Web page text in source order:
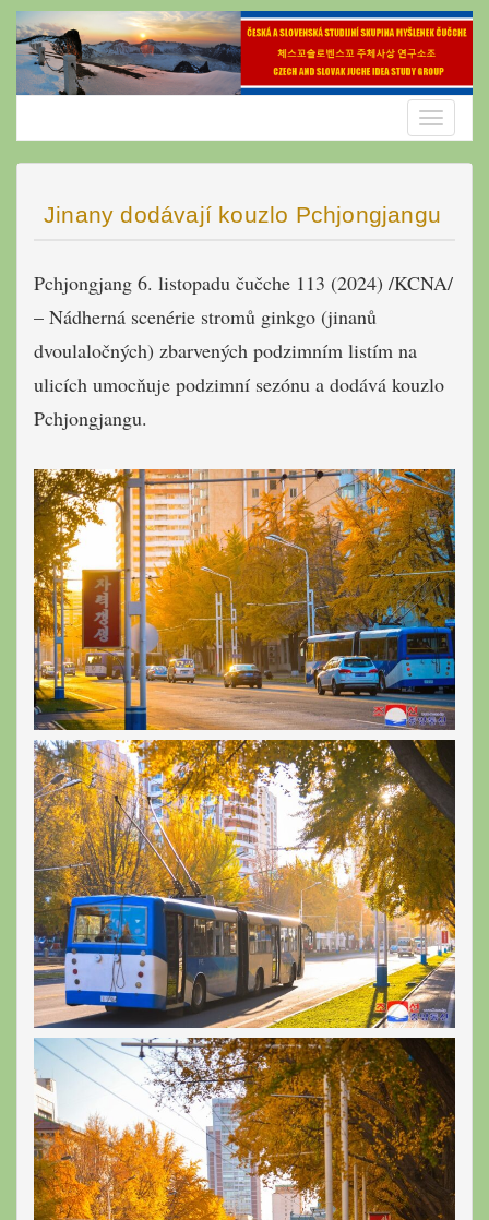
Skip
content
Toggle
Jinany dodávají kouzlo Pchjongjangu
Pchjongjang 6. listopadu čučche 113 (2024) /KCNA/
– Nádherná scenérie stromů ginkgo (jinanů
dvoulaločných) zbarvených podzimním listím na
ulicích umocňuje podzimní sezónu a dodává kouzlo
Pchjongjangu.